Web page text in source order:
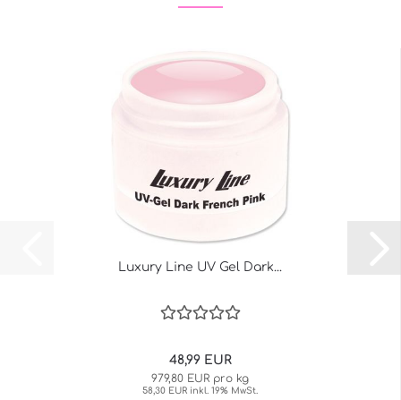
Luxury Line UV Gel Dark...
48,99 EUR
979,80 EUR pro kg
58,30 EUR inkl. 19% MwSt.